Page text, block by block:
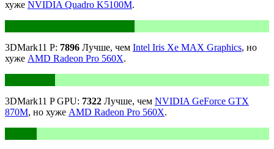
хуже NVIDIA Quadro K5100M.
3DMark11 P: 7896 Лучше, чем Intel Iris Xe MAX Graphics, но
хуже AMD Radeon Pro 560X.
3DMark11 P GPU: 7322 Лучше, чем NVIDIA GeForce GTX
870M, но хуже AMD Radeon Pro 560X.